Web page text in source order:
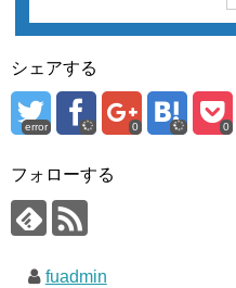
シェアする
error 0 0
フォローする
fuadmin